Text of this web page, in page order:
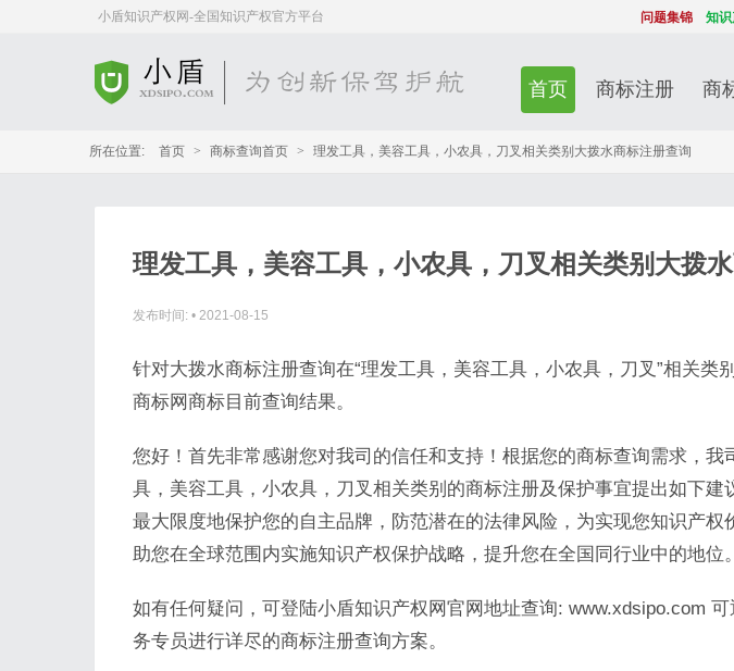
小盾知识产权网-全国知识产权官方平台 问题集锦 知
商
商标注册
首页
所在位置: 首页 > 商标查询首页 > 理发工具，美容工具，小农具，刀叉相关类别大拨水商标注册查询
理发工具，美容工具，小农具，刀叉相关类别大拨
发布时间: • 2021-08-15
针对大拨水商标注册查询在“理发工具，美容工具，小农具，刀叉”相关类
商标网商标目前查询结果。
您好！首先非常感谢您对我司的信任和支持！根据您的商标查询需求，我
具，美容工具，小农具，刀叉相关类别的商标注册及保护事宜提出如下建
最大限度地保护您的自主品牌，防范潜在的法律风险，为实现您知识产权
助您在全球范围内实施知识产权保护战略，提升您在全国同行业中的地位。
如有任何疑问，可登陆小盾知识产权网官网地址查询: www.xdsipo.com
务专员进行详尽的商标注册查询方案。